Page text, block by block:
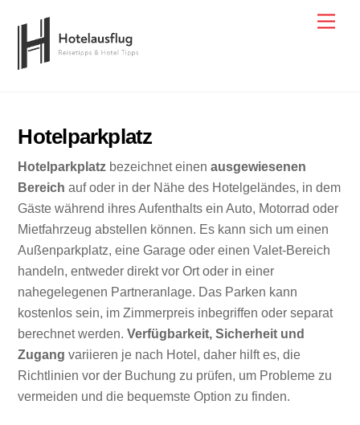
content
Hotelparkplatz
Hotelparkplatz bezeichnet einenausgewiesenen
Bereich auf oder in der Nähe des Hotelgeländes, in dem
Gäste während ihres Aufenthalts ein Auto, Motorrad oder
Mietfahrzeug abstellen können. Es kann sich um einen
Außenparkplatz, eine Garage oder einen Valet-Bereich
handeln, entweder direkt vor Ort oder in einer
nahegelegenen Partneranlage. Das Parken kann
kostenlos sein, im Zimmerpreis inbegriffen oder separat
berechnet werden.Verfügbarkeit, Sicherheit und
Zugang variieren je nach Hotel, daher hilft es, die
Richtlinien vor der Buchung zu prüfen, um Probleme zu
vermeiden und die bequemste Option zu finden.